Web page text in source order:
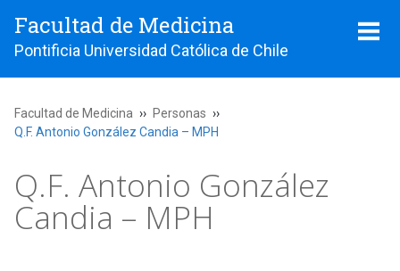
Facultad de Medicina
Pontificia Universidad Católica de Chile
Facultad de Medicina
Personas
Q.F. Antonio González Candia – MPH
Q.F. Antonio González
Candia – MPH